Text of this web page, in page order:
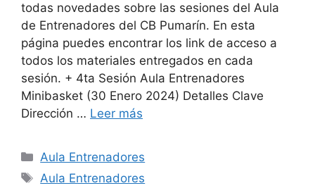
todas novedades sobre las sesiones del Aula
de Entrenadores del CB Pumarín. En esta
página puedes encontrar los link de acceso a
todos los materiales entregados en cada
sesión. + 4ta Sesión Aula Entrenadores
Minibasket (30 Enero 2024) Detalles Clave
Dirección … Leer más
Aula Entrenadores
Aula Entrenadores